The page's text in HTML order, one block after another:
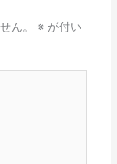
ん。 ※ が付い